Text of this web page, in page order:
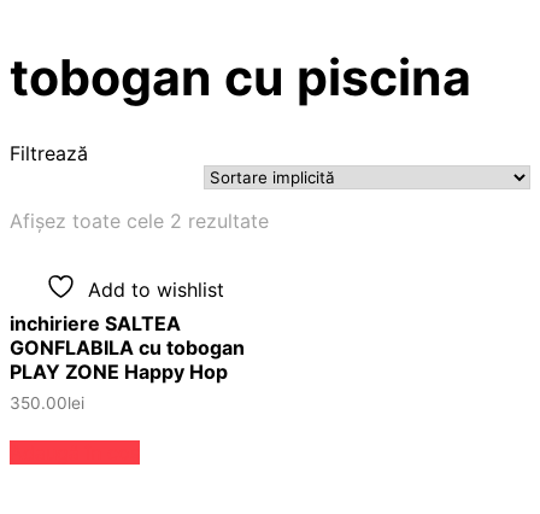
tobogan cu piscina
Filtrează
Afișez toate cele 2 rezultate
Add to wishlist
inchiriere SALTEA
GONFLABILA cu tobogan
PLAY ZONE Happy Hop
350.00lei